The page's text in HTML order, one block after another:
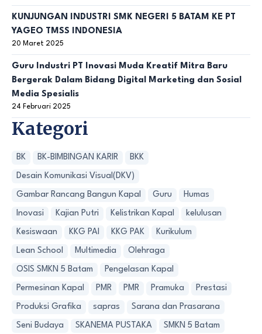
KUNJUNGAN INDUSTRI SMK NEGERI 5 BATAM KE PT
YAGEO TMSS INDONESIA
20 Maret 2025
Guru Industri PT Inovasi Muda Kreatif Mitra Baru
Bergerak Dalam Bidang Digital Marketing dan Sosial
Media Spesialis
24 Februari 2025
Kategori
BK BK-BIMBINGAN KARIR BKK
Desain Komunikasi Visual(DKV)
Gambar Rancang Bangun Kapal Guru Humas
Inovasi Kajian Putri Kelistrikan Kapal kelulusan
Kesiswaan KKG PAI KKG PAK Kurikulum
Lean School Multimedia Olehraga
OSIS SMKN 5 Batam Pengelasan Kapal
Permesinan Kapal PMR PMR Pramuka Prestasi
Produksi Grafika sapras Sarana dan Prasarana
Seni Budaya SKANEMA PUSTAKA SMKN 5 Batam